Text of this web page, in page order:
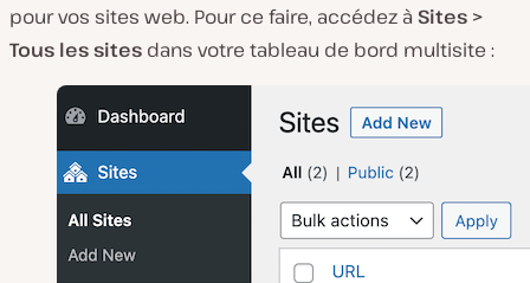
pour vos sites web. Pour ce faire, accédez à Sites >
Tous les sites dans votre tableau de bord multisite :